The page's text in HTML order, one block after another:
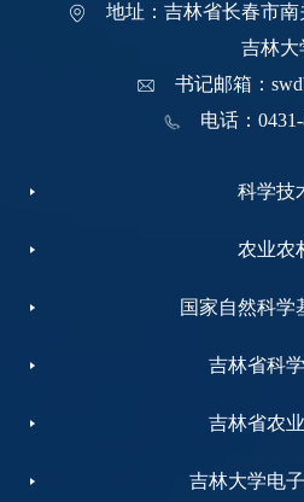
地址：吉林省长春市
吉林大学
书记邮箱：
电话：
科学技
农业农
国家自然科学
吉林省科
吉林省农
吉林大学电